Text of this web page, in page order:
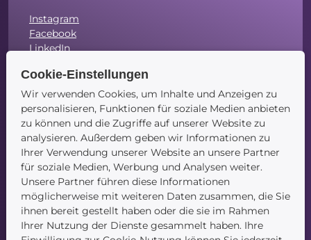
Instagram
Facebook
LinkedIn
Navigation
Startseite
Blog
Kontakt
Cookie-Einstellungen
Wir verwenden Cookies, um Inhalte und Anzeigen zu
personalisieren, Funktionen für soziale Medien anbieten
zu können und die Zugriffe auf unserer Website zu
analysieren. Außerdem geben wir Informationen zu
Ihrer Verwendung unserer Website an unsere Partner
für soziale Medien, Werbung und Analysen weiter.
Unsere Partner führen diese Informationen
möglicherweise mit weiteren Daten zusammen, die Sie
ihnen bereit gestellt haben oder die sie im Rahmen
Ihrer Nutzung der Dienste gesammelt haben. Ihre